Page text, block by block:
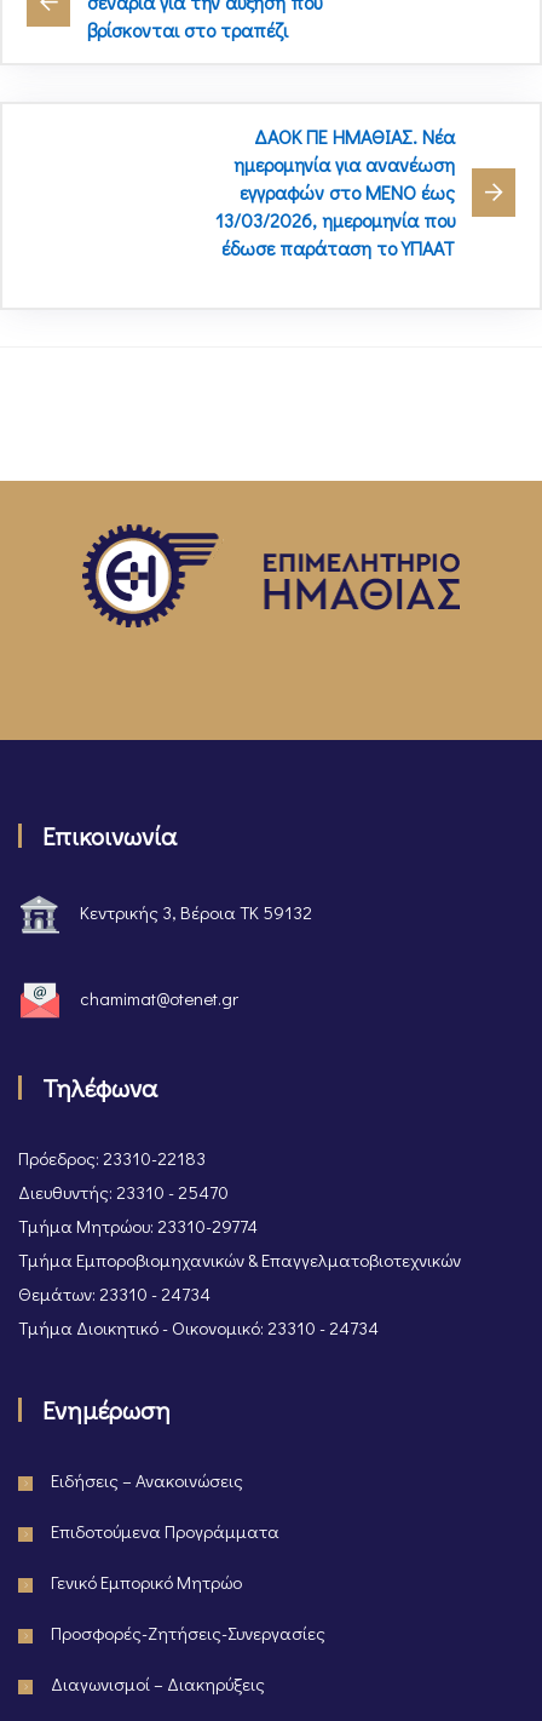
βρίσκονται στο τραπέζι
ΔΑΟΚ ΠΕ ΗΜΑΘΙΑΣ. Νέα
ημερομηνία για ανανέωση
εγγραφών στο ΜΕΝΟ έως
13/03/2026, ημερομηνία που
έδωσε παράταση το ΥΠΑΑΤ
Επικοινωνία
Κεντρικής 3, Βέροια ΤΚ 59132
chamimat@otenet.gr
Τηλέφωνα
Πρόεδρος: 23310-22183
Διευθυντής: 23310 - 25470
Τμήμα Μητρώου: 23310-29774
Τμήμα Εμποροβιομηχανικών & Επαγγελματοβιοτεχνικών
Θεμάτων: 23310 - 24734
Τμήμα Διοικητικό - Οικονομικό: 23310 - 24734
Ενημέρωση
Ειδήσεις – Ανακοινώσεις
Επιδοτούμενα Προγράμματα
Γενικό Εμπορικό Μητρώο
Προσφορές-Ζητήσεις-Συνεργασίες
Διαγωνισμοί – Διακηρύξεις